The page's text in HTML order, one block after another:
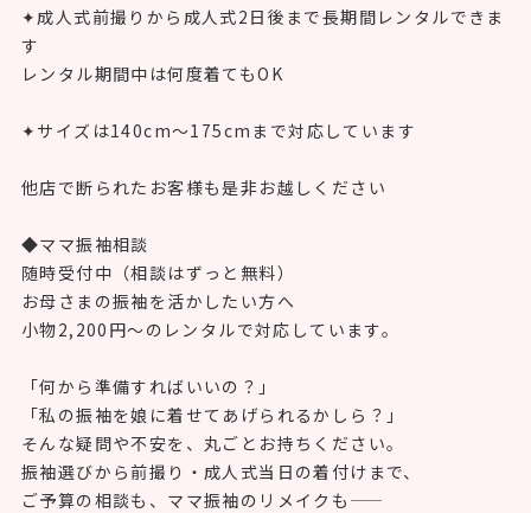
✦成人式前撮りから成人式2日後まで長期間レンタルできま
す
レンタル期間中は何度着てもOK
✦サイズは140cm〜175cmまで対応しています
他店で断られたお客様も是非お越しください
◆ママ振袖相談
随時受付中（相談はずっと無料）
お母さまの振袖を活かしたい方へ
小物2,200円〜のレンタルで対応しています。
「何から準備すればいいの？」
「私の振袖を娘に着せてあげられるかしら？」
そんな疑問や不安を、丸ごとお持ちください。
振袖選びから前撮り・成人式当日の着付けまで、
ご予算の相談も、ママ振袖のリメイクも——